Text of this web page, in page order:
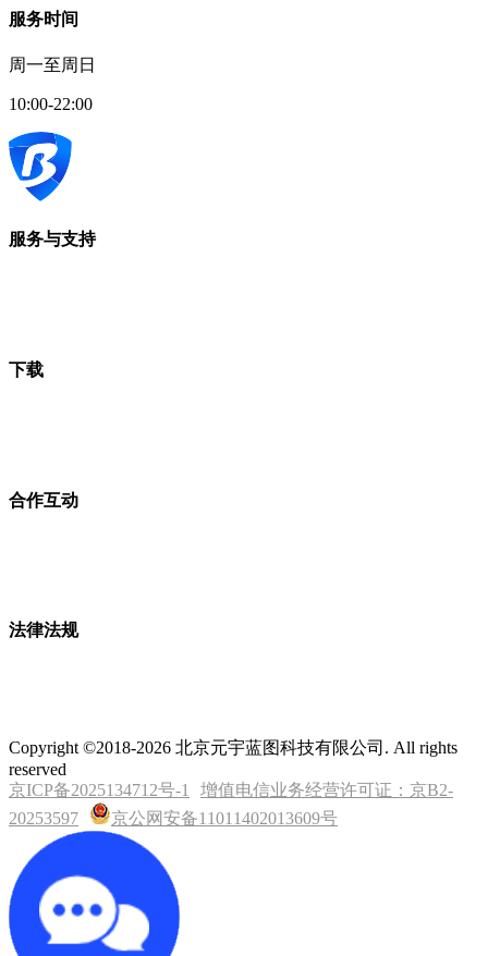
服务时间
周一至周日
10:00-22:00
服务与支持
下载
合作互动
法律法规
Copyright ©2018-2026 北京元宇蓝图科技有限公司. All rights
reserved
京ICP备2025134712号-1
增值电信业务经营许可证：京B2-
20253597
京公网安备11011402013609号